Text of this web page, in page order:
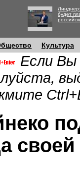
будет
Культура
Если Вы